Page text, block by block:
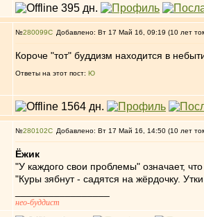
№280099 Добавлено: Вт 17 Май 16, 09:19 (10 лет
Короче "тот" буддизм находится в
Ответы на этот пост: Ю
№280102 Добавлено: Вт 17 Май 16, 14:50 (10 лет
Ёжик
"У каждого свои проблемы" означает,
"Куры зябнут - садятся на жёрдочку.
нео-буддист